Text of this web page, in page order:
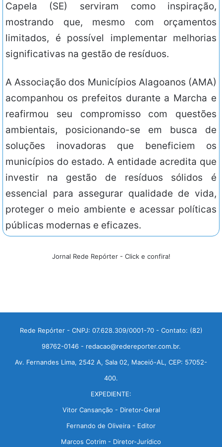
Capela (SE) serviram como inspiração,
mostrando que, mesmo com orçamentos
limitados, é possível implementar melhorias
significativas na gestão de resíduos.
A Associação dos Municípios Alagoanos (AMA)
acompanhou os prefeitos durante a Marcha e
reafirmou seu compromisso com questões
ambientais, posicionando-se em busca de
soluções inovadoras que beneficiem os
municípios do estado. A entidade acredita que
investir na gestão de resíduos sólidos é
essencial para assegurar qualidade de vida,
proteger o meio ambiente e acessar políticas
públicas modernas e eficazes.
Jornal Rede Repórter - Click e confira!
Rede Repórter - CNPJ: 07.628.309/0001-70 - Contato: (82)
98762-0146 - redacao@redereporter.com.br.
Av. Fernandes Lima, 2542 A, Sala 02, Maceió-AL, CEP: 57052-
400.
EXPEDIENTE:
Vitor Cansanção - Diretor-Geral
Fernando de Oliveira - Editor
Marcos Cotrim - Diretor-Jurídico